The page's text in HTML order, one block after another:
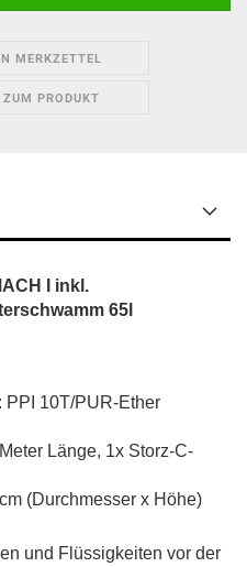
MERKZETTEL
ZUM PRODUKT
I inkl.
65l
PPI 10T/PUR-Ether
Länge, 1x Storz-C-
(Durchmesser x Höhe)
und Flüssigkeiten vor der